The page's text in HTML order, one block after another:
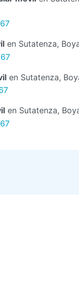
en Sutatenza,
en Sutatenza,
en Sutatenza,